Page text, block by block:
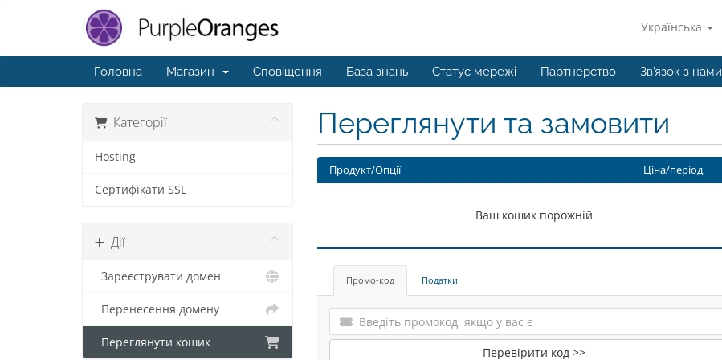
Українська
Головна Магазин Сповіщення База знань Статус мережі Партнерство Зв'язок з нами
Категорії
Hosting
Сертифікати SSL
Дії
Зареєструвати домен
Перенесення домену
Переглянути кошик
Переглянути та замовити
Продукт/Опції Ціна/період
Ваш кошик порожній
Промо-код Податки
Перевірити код >>